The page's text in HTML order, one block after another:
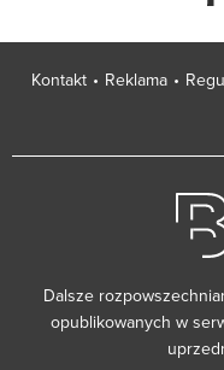
Kontakt Reklama
Dalsze
opublikowanych w